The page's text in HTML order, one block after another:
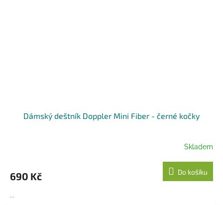
Dámský deštník Doppler Mini Fiber - černé kočky
Skladem
690 Kč Do košíku
...